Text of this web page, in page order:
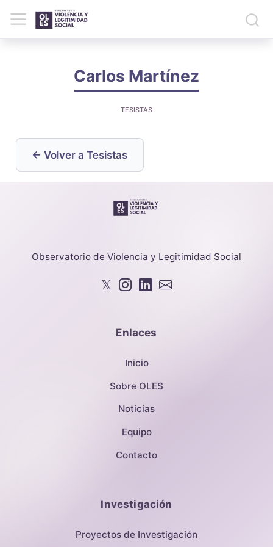
Carlos Martínez
TESISTAS
← Volver a Tesistas
Observatorio de Violencia y Legitimidad Social
𝕏
Enlaces
Inicio
Sobre OLES
Noticias
Equipo
Contacto
Investigación
Proyectos de Investigación